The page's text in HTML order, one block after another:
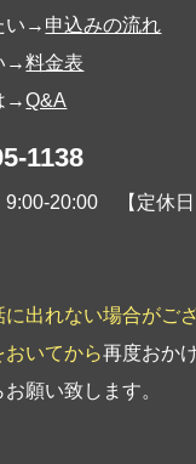
い→ 申込みの流れ
→料金表
→Q&A
1138
9:00-20:00 【定休
出れない場合がご
おいてから再度おか
お願い致します。